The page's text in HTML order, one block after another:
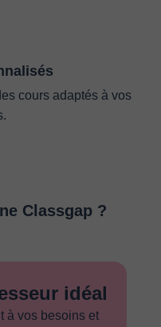
cours adaptés à vos
Classgap ?
idéal
à vos besoins et